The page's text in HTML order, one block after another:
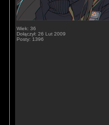
Wiek: 36
Dołączył: 26 Lut 2009
Posty: 1396